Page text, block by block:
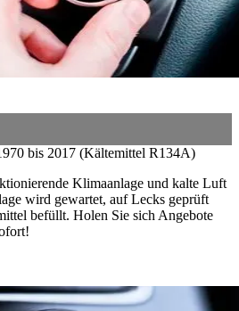
bis 2017 (Kältemittel R134A)
Klimaanlage und kalte Luft
wird gewartet, auf Lecks geprüft
befüllt. Holen Sie sich Angebote